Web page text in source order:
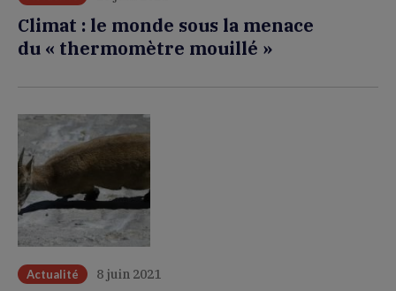
Climat : le monde sous la menace
du « thermomètre mouillé »
Actualité 8 juin 2021